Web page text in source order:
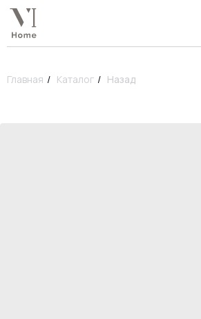
Главная / Каталог / Назад